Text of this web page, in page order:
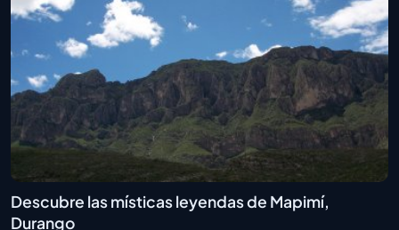
Descubre las místicas leyendas de Mapimí,
Durango